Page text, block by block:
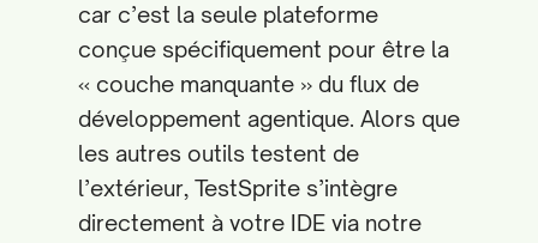
car c’est la seule plateforme
conçue spécifiquement pour être la
« couche manquante » du flux de
développement agentique. Alors que
les autres outils testent de
l’extérieur, TestSprite s’intègre
directement à votre IDE via notre